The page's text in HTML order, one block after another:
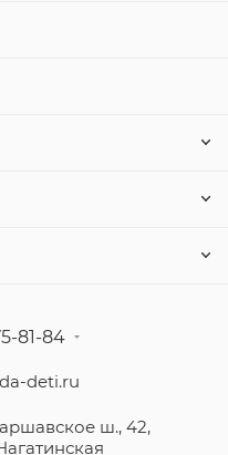
81-84
deti.ru
ш., 42,